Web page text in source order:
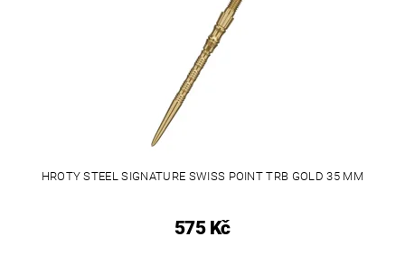
HROTY STEEL SIGNATURE SWISS POINT TRB GOLD 35 MM
575 Kč